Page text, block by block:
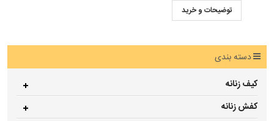
توضیحات و خرید
دسته بندی
کیف زنانه
کفش زنانه